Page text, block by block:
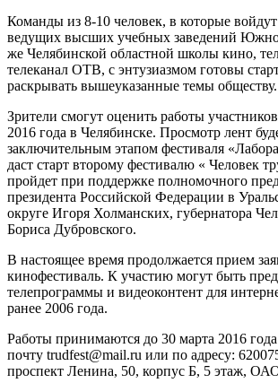
Команды из 8-10 человек, в которые
ведущих высших учебных заведений
же Челябинской областной школы кино,
телеканал ОТВ, с энтузиазмом готовы
раскрывать вышеуказанные темы обществу.
Зрители смогут оценить работы
2016 года в Челябинске. Просмотр лент
заключительным этапом фестиваля
даст старт второму фестивалю « Человек
пройдет при поддержке полномочного
президента Российской Федерации в
округе Игоря Холманских, губернатора
Бориса Дубровского.
В настоящее время продолжается прием
кинофестиваль. К участию могут быть
телепрограммы и видеоконтент для
ранее 2006 года.
Работы принимаются до 30 марта 2016
почту trudfest@mail.ru или по адресу:
проспект Ленина, 50, корпус Б, 5 этаж,